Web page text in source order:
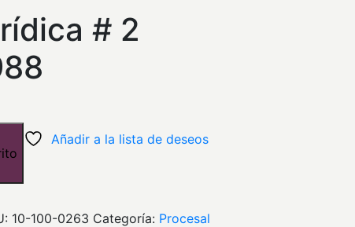
# 2
Añadir a la lista de deseos
10-100-0263 Categoría:
procesal